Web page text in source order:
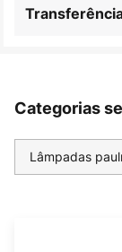
Categorias
Lâmpadas